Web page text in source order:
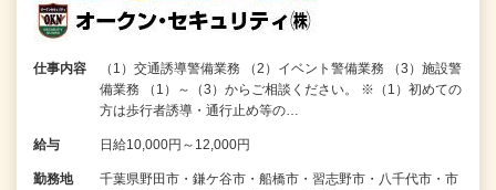
仕事内容
（1）交通誘導警備業務 （2）イベント警備業務 （3）施設警
備業務 （1）～（3）からご相談ください。 ※（1）初めての
方は歩行者誘導・通行止め等の…
給与 日給10,000円～12,000円
勤務地
千葉県野田市・鎌ケ谷市・船橋市・習志野市・八千代市・市